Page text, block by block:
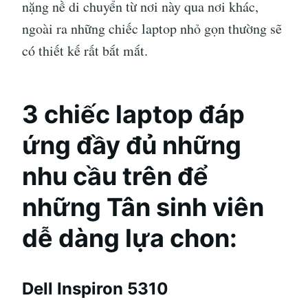
nặng nề di chuyển từ nơi này qua nơi khác,
ngoài ra những chiếc laptop nhỏ gọn thường sẽ
có thiết kế rất bắt mắt.
3 chiếc laptop đáp
ứng đầy đủ những
nhu cầu trên để
những Tân sinh viên
dễ dàng lựa chon:
Dell Inspiron 5310